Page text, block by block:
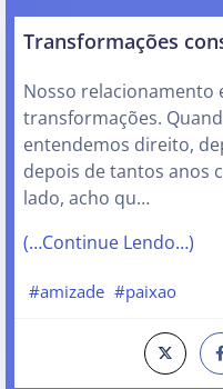
Transformações
Nosso relacionamento
transformações.
entendemos direito,
depois de tantos anos
lado, acho qu…
(…Continue Lendo…)
#amizade #paixao